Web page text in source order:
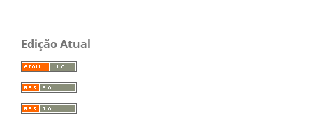
Edição Atual